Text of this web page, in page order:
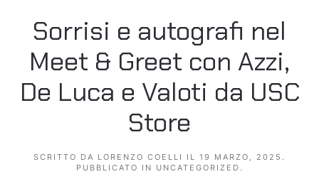
Sorrisi e autografi nel
Meet & Greet con Azzi,
De Luca e Valoti da USC
Store
SCRITTO DA LORENZO COELLI IL 19 MARZO, 2025 .
PUBBLICATO IN UNCATEGORIZED .